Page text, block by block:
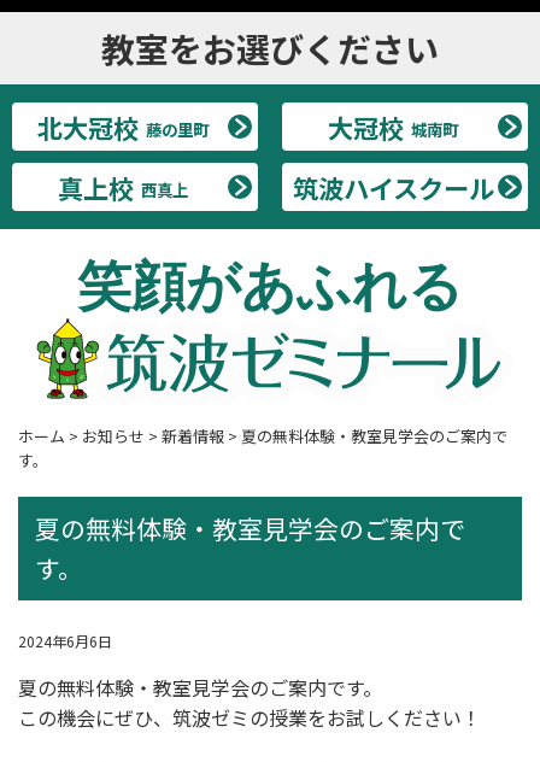
教室をお選びください
北大冠校 藤の里町 大冠校 城南町
真上校 西真上 筑波ハイスクール
笑顔があふれる
ホーム > お知らせ > 新着情報 > 夏の無料体験・教室見学会のご案内で
す。
夏の無料体験・教室見学会のご案内で
す。
2024年6月6日
夏の無料体験・教室見学会のご案内です。
この機会にぜひ、筑波ゼミの授業をお試しください！